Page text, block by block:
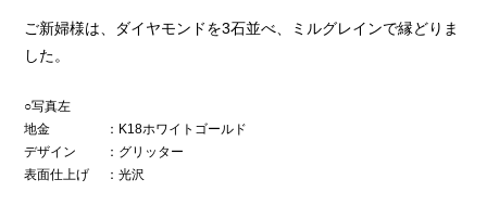
ご新婦様は、ダイヤモンドを3石並べ、ミルグレインで縁どりま
した。
○写真左
地金
：K18ホワイトゴールド
デザイン
：グリッター
表面仕上げ
：光沢